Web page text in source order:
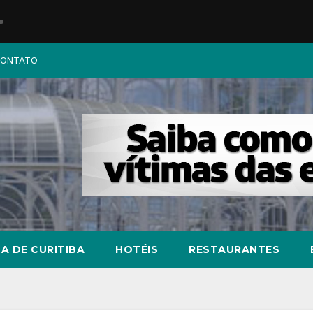
DE CURITIBA HOTÉIS RESTAURANTES